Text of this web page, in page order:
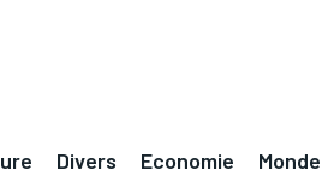
Divers Economie Monde